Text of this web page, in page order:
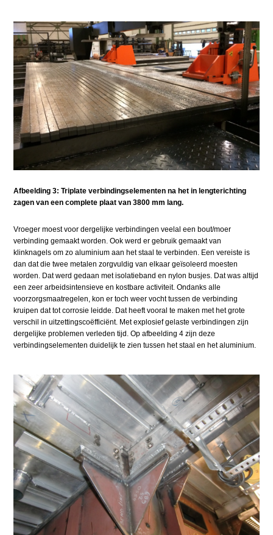
Afbeelding 3: Triplate verbindingselementen na het in lengterichting
zagen van een complete plaat van 3800 mm lang.
Vroeger moest voor dergelijke verbindingen veelal een bout/moer
verbinding gemaakt worden. Ook werd er gebruik gemaakt van
klinknagels om zo aluminium aan het staal te verbinden. Een vereiste is
dan dat die twee metalen zorgvuldig van elkaar geïsoleerd moesten
worden. Dat werd gedaan met isolatieband en nylon busjes. Dat was altijd
een zeer arbeidsintensieve en kostbare activiteit. Ondanks alle
voorzorgsmaatregelen, kon er toch weer vocht tussen de verbinding
kruipen dat tot corrosie leidde. Dat heeft vooral te maken met het grote
verschil in uitzettingscoëfficiënt. Met explosief gelaste verbindingen zijn
dergelijke problemen verleden tijd. Op afbeelding 4 zijn deze
verbindingselementen duidelijk te zien tussen het staal en het aluminium.